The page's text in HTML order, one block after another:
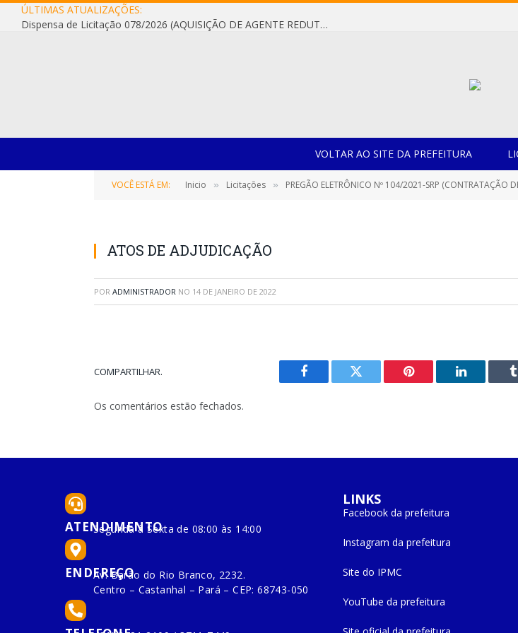
ÚLTIMAS ATUALIZAÇÕES:
Dispensa de Licitação 078/2026 (AQUISIÇÃO DE AGENTE REDUTOR LÍQUIDO AUTOMOTIVO – ARLA 32, PARA ATENDER A FROTA OFICIAL DE VEÍCULOS DA SECRETARIA MUNICIPAL DE EDUCAÇÃO DO MUNICÍPIO DE CASTANHAL/PA)
VOLTAR AO SITE DA PREFEITURA
VOCÊ ESTÁ EM: Inicio » Licitações » PREGÃO ELETRÔNICO Nº 104/2021-SRP (CONTRATAÇÃO DE EMPRESA ESPECILIZADA NA
ATOS DE ADJUDICAÇÃO
POR ADMINISTRADOR NO 14 DE JANEIRO DE 2022
COMPARTILHAR.
Facebook Twitter Pinterest
O
Os comentários estão fechados.
ATENDIMENTO
Segunda à Sexta de 08:00 às 14:00
ENDEREÇO
Av. Barão do Rio Branco, 2232.
Centro – Castanhal – Pará – CEP: 68743-050
LINKS
Facebook da prefeitura
Instagram da prefeitura
Site do IPMC
YouTube da prefeitura